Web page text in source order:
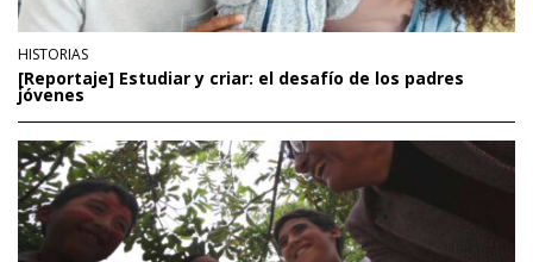
HISTORIAS
[Reportaje] Estudiar y criar: el desafío de los padres
jóvenes